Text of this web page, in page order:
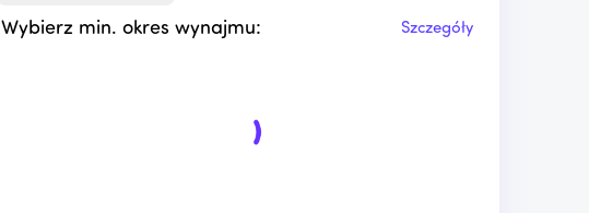
Wybierz min. okres wynajmu: Szczegóły